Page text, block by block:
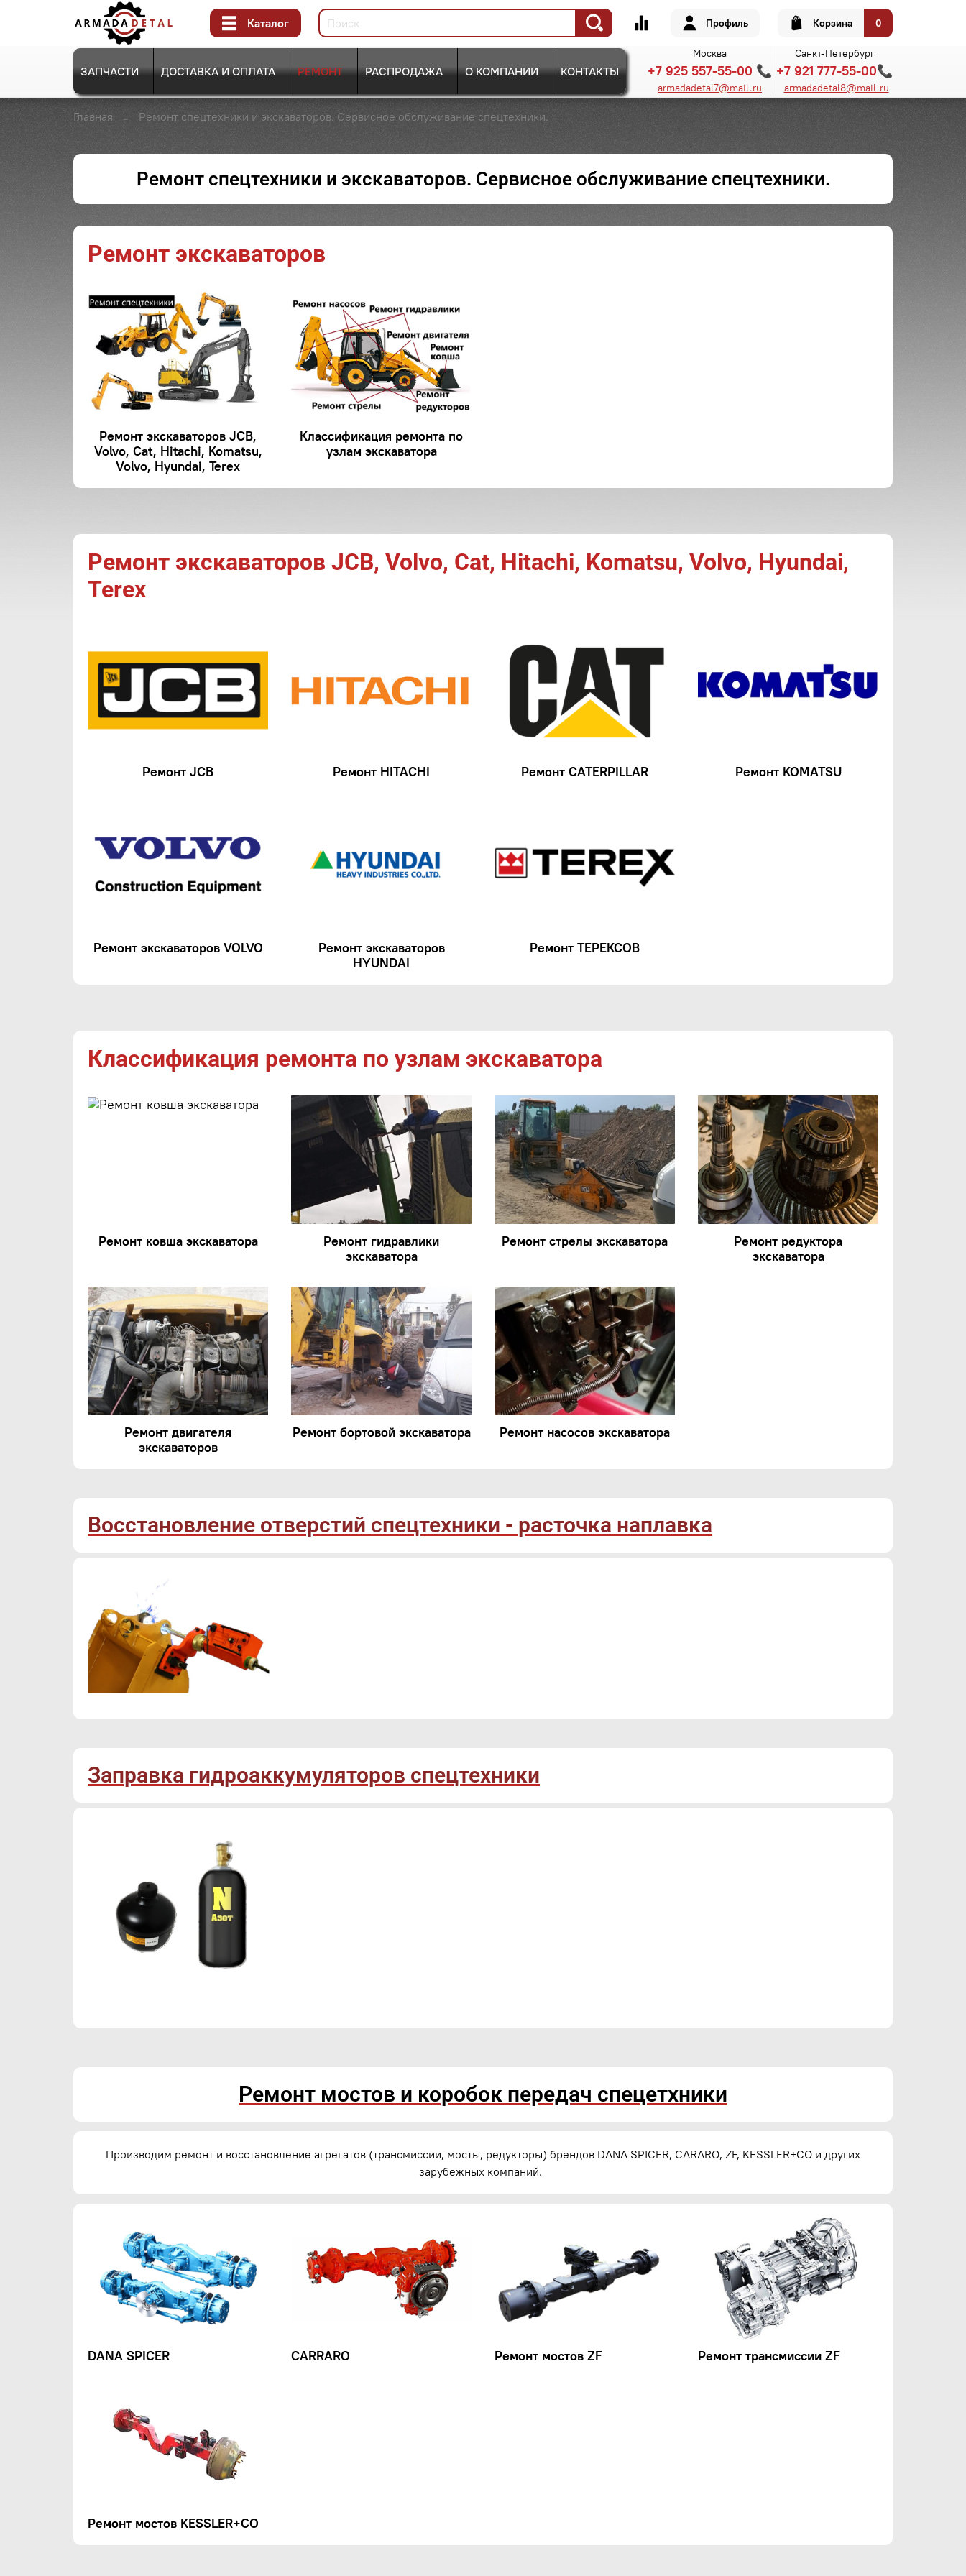
Каталог Профиль Корзина 0
ЗАПЧАСТИ ДОСТАВКА И ОПЛАТА РЕМОНТ РАСПРОДАЖА О КОМПАНИИ КОНТАКТЫ
Москва Санкт-Петербург
+7 925 557-55-00 📞 +7 921 777-55-00📞
armadadetal7@mail.ru armadadetal8@mail.ru
Главная Ремонт спецтехники и экскаваторов. Сервисное обслуживание спецтехники.
Ремонт спецтехники и экскаваторов. Сервисное обслуживание спецтехники.
Ремонт экскаваторов
Ремонт экскаваторов JCB,
Volvo, Cat, Hitachi, Komatsu,
Volvo, Hyundai, Terex
Классификация ремонта по
узлам экскаватора
Ремонт экскаваторов JCB, Volvo, Cat, Hitachi, Komatsu, Volvo, Hyundai,
Terex
Ремонт JCB Ремонт HITACHI Ремонт CATERPILLAR Ремонт KOMATSU
Ремонт экскаваторов VOLVO
Ремонт экскаваторов
HYUNDAI
Ремонт ТЕРЕКСОВ
Классификация ремонта по узлам экскаватора
Ремонт ковша экскаватора
Ремонт гидравлики
экскаватора
Ремонт стрелы экскаватора
Ремонт редуктора
экскаватора
Ремонт двигателя
экскаваторов
Ремонт бортовой экскаватора Ремонт насосов экскаватора
Восстановление отверстий спецтехники - расточка наплавка
Заправка гидроаккумуляторов спецтехники
Ремонт мостов и коробок передач спецетхники
Производим ремонт и восстановление агрегатов (трансмиссии, мосты, редукторы) брендов DANA SPICER, CARARO, ZF, KESSLER+CO и других
зарубежных компаний.
DANA SPICER CARRARO Ремонт мостов ZF Ремонт трансмиссии ZF
Ремонт мостов KESSLER+CO